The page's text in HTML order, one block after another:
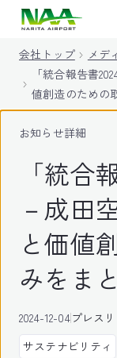
会社トップ メデ
「統合報告書
値創造のための
お知らせ詳細
「統合
－成田
と価値
みをま
2024-12-04プレス
サステナビリティ